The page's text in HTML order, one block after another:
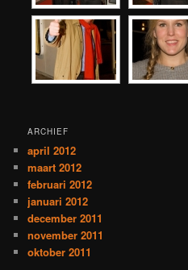
ARCHIEF
april 2012
maart 2012
februari 2012
januari 2012
december 2011
november 2011
oktober 2011